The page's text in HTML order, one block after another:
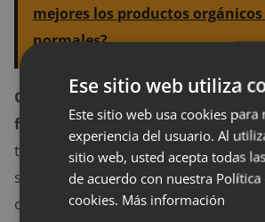
mejores los productos
normales?
Cuando prestas atención a las
fluyes, encuentras tu ikigaie
tu asociación con él y descubrirás
significativa y placentera. Una vez
cosas que tienen significado para ti,
Ese sitio web utiliza
Este sitio web usa cookies para
experiencia del usuario. Al
sitio web, usted acepta todas
de acuerdo con nuestra Política
cookies. Más información